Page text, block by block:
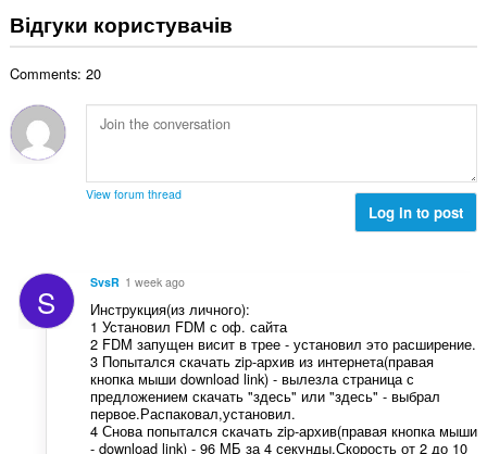
ю
в
і
в
ь
о
н
ю
ч
к
і
ь
і
н
ч
і
в
:
а
к
ь
к
т
і
н
ю
в
а
ч
і
в
а
н
а
л
с
т
ь
о
ц
і
н
ю
в
Відгуки користувачів
Comments: 20
View forum thread
Log in to post
S SvsR 1 week ago
Инструкция(из личного):
1 Установил FDM с оф. сайта
2 FDM запущен висит в трее - установил это расширение.
3 Попытался скачать zip-архив из интернета(правая
кнопка мыши download link) - вылезла страница с
предложением скачать "здесь" или "здесь" - выбрал
первое.Распаковал,установил.
4 Снова попытался скачать zip-архив(правая кнопка мыши
- download link) - 96 МБ за 4 секунды.Скорость от 2 до 10